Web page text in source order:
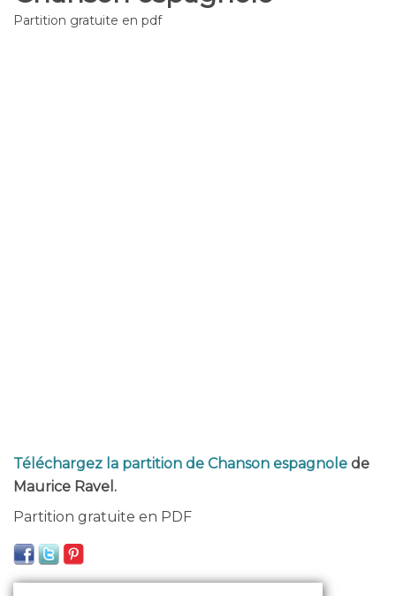
Partition gratuite en pdf
Téléchargez la partition de Chanson espagnole de
Maurice Ravel.
Partition gratuite en PDF